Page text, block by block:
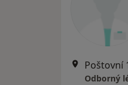
Poštovní
Odborný